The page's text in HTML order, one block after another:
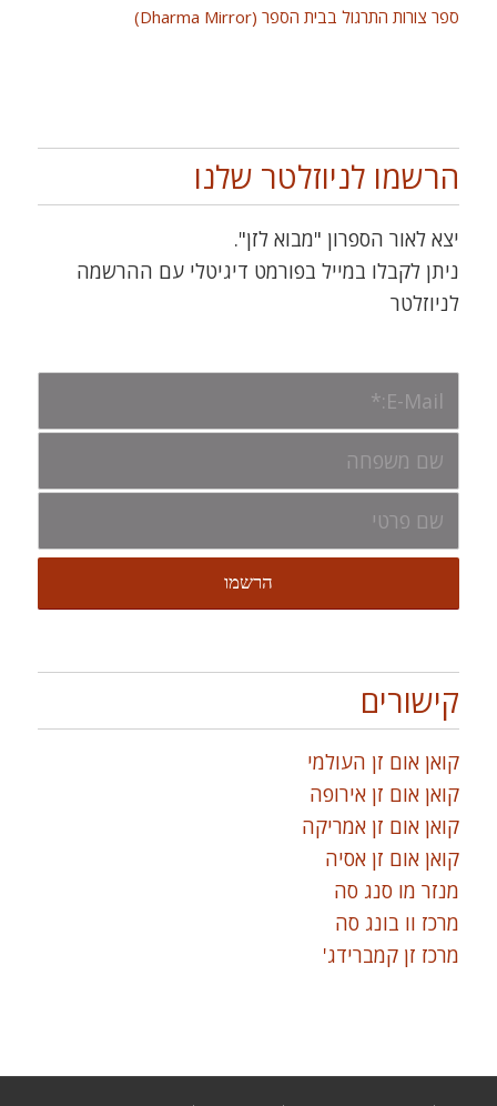
ספר צורות התרגול בבית הספר (Dharma Mirror)
הרשמו לניוזלטר שלנו
יצא לאור הספרון "מבוא לזן".
ניתן לקבלו במייל בפורמט דיגיטלי עם ההרשמה
לניוזלטר
קישורים
קואן אום זן העולמי
קואן אום זן אירופה
קואן אום זן אמריקה
קואן אום זן אסיה
מנזר מו סנג סה
מרכז וו בונג סה
מרכז זן קמברידג'